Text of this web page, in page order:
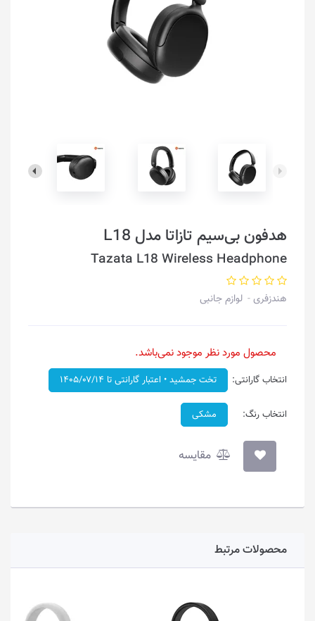
هدفون بی‌سیم تازاتا مدل L18
Tazata L18 Wireless Headphone
هندزفری لوازم جانبی
محصول مورد نظر موجود نمی‌باشد.
انتخاب گارانتی: تخت جمشید • اعتبار گارانتی تا ۱۴۰۵/۰۷/۱۴
انتخاب رنگ: مشکی
مقایسه
محصولات مرتبط